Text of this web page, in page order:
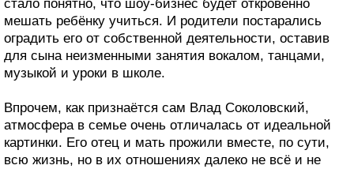
стало понятно, что шоу-бизнес будет откровенно
мешать ребёнку учиться. И родители постарались
оградить его от собственной деятельности, оставив
для сына неизменными занятия вокалом, танцами,
музыкой и уроки в школе.
Впрочем, как признаётся сам Влад Соколовский,
атмосфера в семье очень отличалась от идеальной
картинки. Его отец и мать прожили вместе, по сути,
всю жизнь, но в их отношениях далеко не всё и не